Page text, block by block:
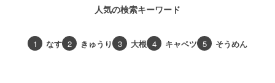
人気の検索キーワード
1 なす 2 きゅうり 3 大根 4 キャベツ 5 そうめん